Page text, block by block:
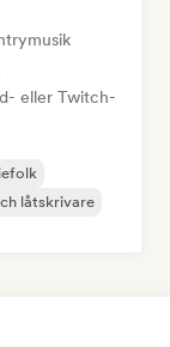
eller Twitch-
låtskrivare